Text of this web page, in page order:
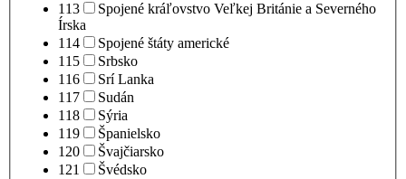
113
Spojené kráľovstvo Veľkej Británie a Severného
Írska
114
Spojené štáty americké
115
Srbsko
116
Srí Lanka
117
Sudán
118
Sýria
119
Španielsko
120
Švajčiarsko
121
Švédsko